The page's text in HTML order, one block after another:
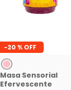
-20 %
Masa Sensorial
Efervescente